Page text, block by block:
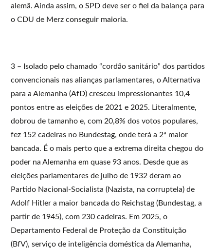
alemã. Ainda assim, o SPD deve ser o fiel da balança para
o CDU de Merz conseguir maioria.
3 – Isolado pelo chamado “cordão sanitário” dos partidos
convencionais nas alianças parlamentares, o Alternativa
para a Alemanha (AfD) cresceu impressionantes 10,4
pontos entre as eleições de 2021 e 2025. Literalmente,
dobrou de tamanho e, com 20,8% dos votos populares,
fez 152 cadeiras no Bundestag, onde terá a 2ª maior
bancada. É o mais perto que a extrema direita chegou do
poder na Alemanha em quase 93 anos. Desde que as
eleições parlamentares de julho de 1932 deram ao
Partido Nacional-Socialista (Nazista, na corruptela) de
Adolf Hitler a maior bancada do Reichstag (Bundestag, a
partir de 1945), com 230 cadeiras. Em 2025, o
Departamento Federal de Proteção da Constituição
(BfV), serviço de inteligência doméstica da Alemanha,